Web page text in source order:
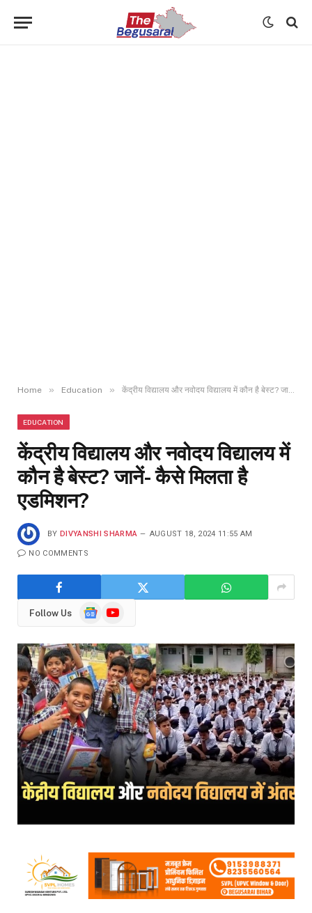
Home » Education » केंद्रीय विद्यालय और नवोदय विद्यालय में कौन है बेस्ट? जानें- कैसे मिलता है एडमिशन?
EDUCATION
केंद्रीय विद्यालय और नवोदय विद्यालय में
कौन है बेस्ट? जानें- कैसे मिलता है
एडमिशन?
BY DIVYANSHI SHARMA AUGUST 18, 2024 11:55 AM
NO COMMENTS
Follow Us
GoogleYouTube